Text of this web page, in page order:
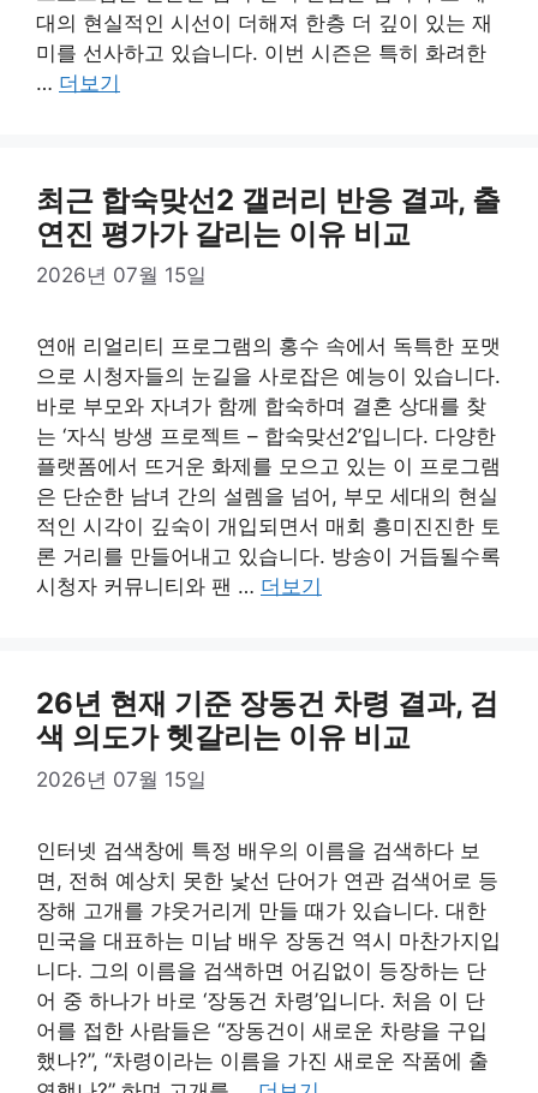
대의 현실적인 시선이 더해져 한층 더 깊이 있는 재
미를 선사하고 있습니다. 이번 시즌은 특히 화려한
… 더보기
최근 합숙맞선2 갤러리 반응 결과, 출
연진 평가가 갈리는 이유 비교
2026년 07월 15일
연애 리얼리티 프로그램의 홍수 속에서 독특한 포맷
으로 시청자들의 눈길을 사로잡은 예능이 있습니다.
바로 부모와 자녀가 함께 합숙하며 결혼 상대를 찾
는 ‘자식 방생 프로젝트 – 합숙맞선2’입니다. 다양한
플랫폼에서 뜨거운 화제를 모으고 있는 이 프로그램
은 단순한 남녀 간의 설렘을 넘어, 부모 세대의 현실
적인 시각이 깊숙이 개입되면서 매회 흥미진진한 토
론 거리를 만들어내고 있습니다. 방송이 거듭될수록
시청자 커뮤니티와 팬 … 더보기
26년 현재 기준 장동건 차령 결과, 검
색 의도가 헷갈리는 이유 비교
2026년 07월 15일
인터넷 검색창에 특정 배우의 이름을 검색하다 보
면, 전혀 예상치 못한 낯선 단어가 연관 검색어로 등
장해 고개를 갸웃거리게 만들 때가 있습니다. 대한
민국을 대표하는 미남 배우 장동건 역시 마찬가지입
니다. 그의 이름을 검색하면 어김없이 등장하는 단
어 중 하나가 바로 ‘장동건 차령’입니다. 처음 이 단
어를 접한 사람들은 “장동건이 새로운 차량을 구입
했나?”, “차령이라는 이름을 가진 새로운 작품에 출